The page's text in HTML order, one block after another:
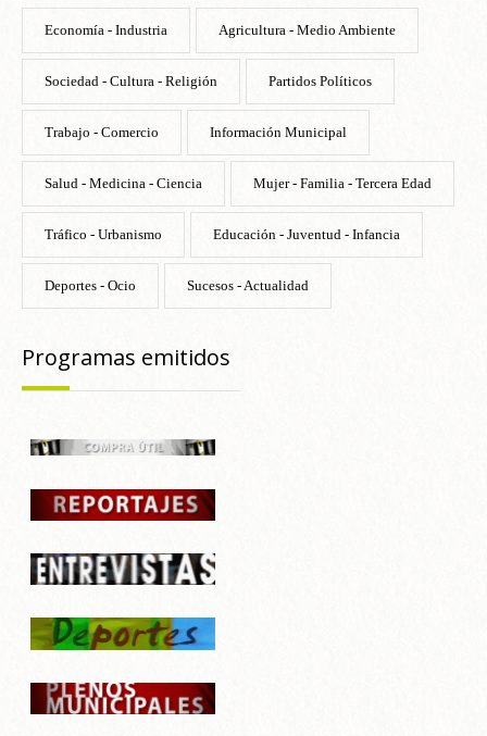
Economía - Industria Agricultura - Medio Ambiente
Sociedad - Cultura - Religión Partidos Políticos
Trabajo - Comercio Información Municipal
Salud - Medicina - Ciencia Mujer - Familia - Tercera Edad
Tráfico - Urbanismo Educación - Juventud - Infancia
Deportes - Ocio Sucesos - Actualidad
Programas emitidos